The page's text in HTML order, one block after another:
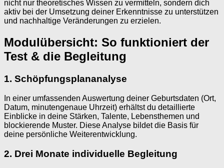
nicht nur theoretisches Wissen zu vermitteln, sondern dich
aktiv bei der Umsetzung deiner Erkenntnisse zu unterstützen
und nachhaltige Veränderungen zu erzielen.
Modulübersicht: So funktioniert der
Test & die Begleitung
1. Schöpfungsplananalyse
In einer umfassenden Auswertung deiner Geburtsdaten (Ort,
Datum, minutengenaue Uhrzeit) erhältst du detaillierte
Einblicke in deine Stärken, Talente, Lebensthemen und
blockierende Muster. Diese Analyse bildet die Basis für
deine persönliche Weiterentwicklung.
2. Drei Monate individuelle Begleitung